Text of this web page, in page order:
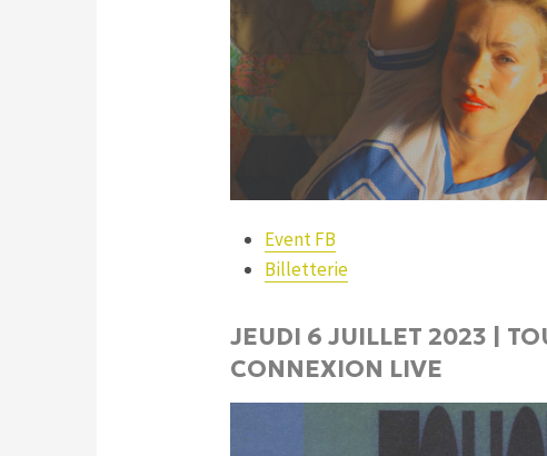
Event FB
Billetterie
JEUDI 6 JUILLET 2023 |
CONNEXION LIVE